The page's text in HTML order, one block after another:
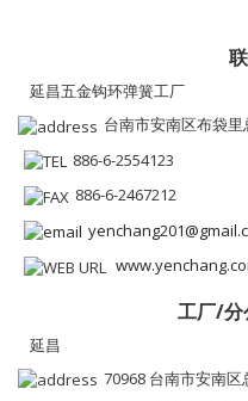
延昌五金钩环弹簧工厂
台南市安南区布袋
886-6-2554123
886-6-2467212
工厂/分
延昌
70968 台南市安南